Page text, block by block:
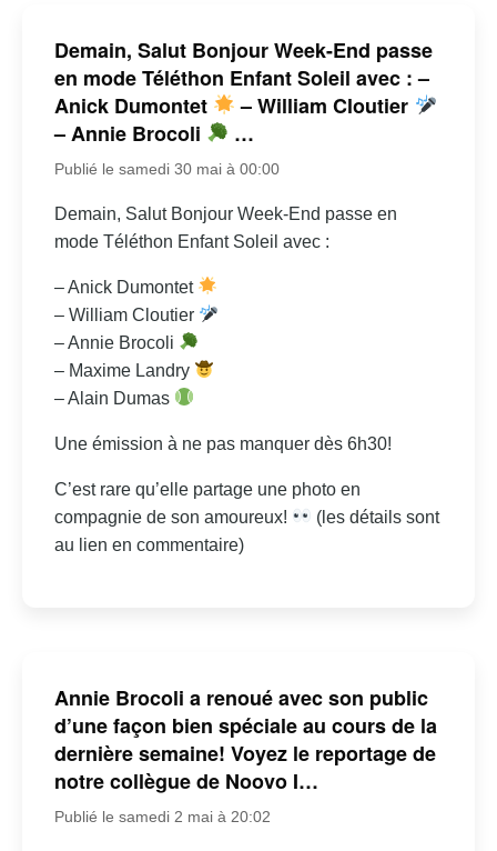
Demain, Salut Bonjour Week-End passe
en mode Téléthon Enfant Soleil avec : –
Anick Dumontet
– William Cloutier
– Annie Brocoli
…
Publié le samedi 30 mai à 00:00
Demain, Salut Bonjour Week-End passe en
mode Téléthon Enfant Soleil avec :
– Anick Dumontet
– William Cloutier
– Annie Brocoli
– Maxime Landry
– Alain Dumas
Une émission à ne pas manquer dès 6h30!
C’est rare qu’elle partage une photo en
compagnie de son amoureux!
(les détails sont
au lien en commentaire)
Annie Brocoli a renoué avec son public
d’une façon bien spéciale au cours de la
dernière semaine! Voyez le reportage de
notre collègue de Noovo I…
Publié le samedi 2 mai à 20:02